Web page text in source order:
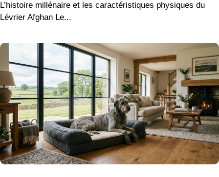
L’histoire millénaire et les caractéristiques physiques du
Lévrier Afghan Le...